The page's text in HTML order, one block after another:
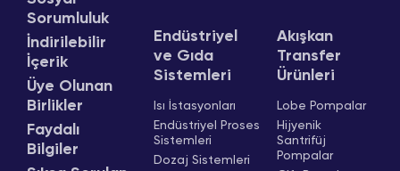
Sorumluluk
İndirilebilir
İçerik
Üye Olunan
Birlikler
Faydalı
Bilgiler
Endüstriyel
ve Gıda
Sistemleri
Isı İstasyonları
Endüstriyel Proses
Sistemleri
Dozaj Sistemleri
Akışkan
Transfer
Ürünleri
Lobe Pompalar
Hijyenik
Santrifüj
Pompalar